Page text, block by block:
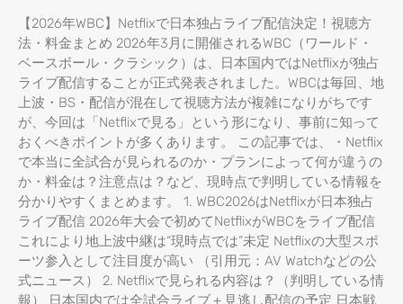
【2026年WBC】Netflixで日本独占ライブ配信決定！視聴方
法・料金まとめ 2026年3月に開催されるWBC（ワールド・
ベースボール・クラシック）は、日本国内ではNetflixが独占
ライブ配信することが正式発表されました。WBCは毎回、地
上波・BS・配信が混在して視聴方法が複雑になりがちです
が、今回は「Netflixで見る」という形になり、事前に知って
おくべきポイントが多くあります。 この記事では、・Netflix
で本当に全試合が見られるのか・プランによって何が違うの
か・料金は？注意点は？など、現時点で判明している情報を
分かりやすくまとめます。 1. WBC2026はNetflixが日本独占
ライブ配信 2026年大会で初めてNetflixがWBCをライブ配信
これにより地上波中継は“現時点では”未定 Netflixの大型スポ
ーツ参入として注目度が高い （引用元：AV Watchなどの公
式ニュース） 2. Netflixで見られる内容は？（判明している情
報） 日本国内では全試合ライブ＋見逃し配信の予定 日本戦